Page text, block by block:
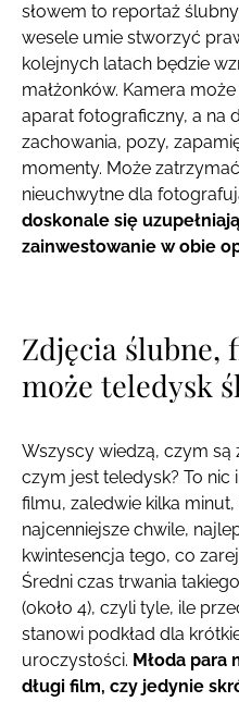
słowem to reportaż
wesele umie stworzyć
kolejnych latach będzie
małżonków. Kamera
aparat fotograficzny, a na
zachowania, pozy,
momenty. Może
nieuchwytne dla
doskonale się
zainwestowanie w obie
Zdjęcia ślubne,
może teledysk
Wszyscy wiedzą, czym są
czym jest teledysk? To nic
filmu, zaledwie kilka
najcenniejsze chwile,
kwintesencja tego, co
Średni czas trwania
(około 4), czyli tyle, ile
stanowi podkład dla
uroczystości. Młoda para
długi film, czy jedynie